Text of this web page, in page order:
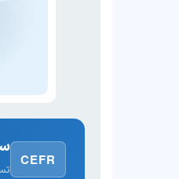
CEFR
تست